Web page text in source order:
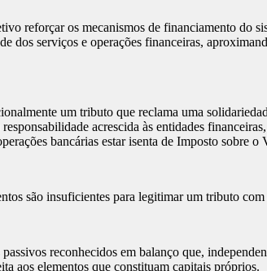
reforçar os mecanismos de financiamento do
dos serviços e operações financeiras,
um tributo que reclama uma
acrescida às entidades
bancárias estar isenta de Imposto sobre
são insuficientes para legitimar um tributo
reconhecidos em balanço que,
aos elementos que constituam capitais próprios.